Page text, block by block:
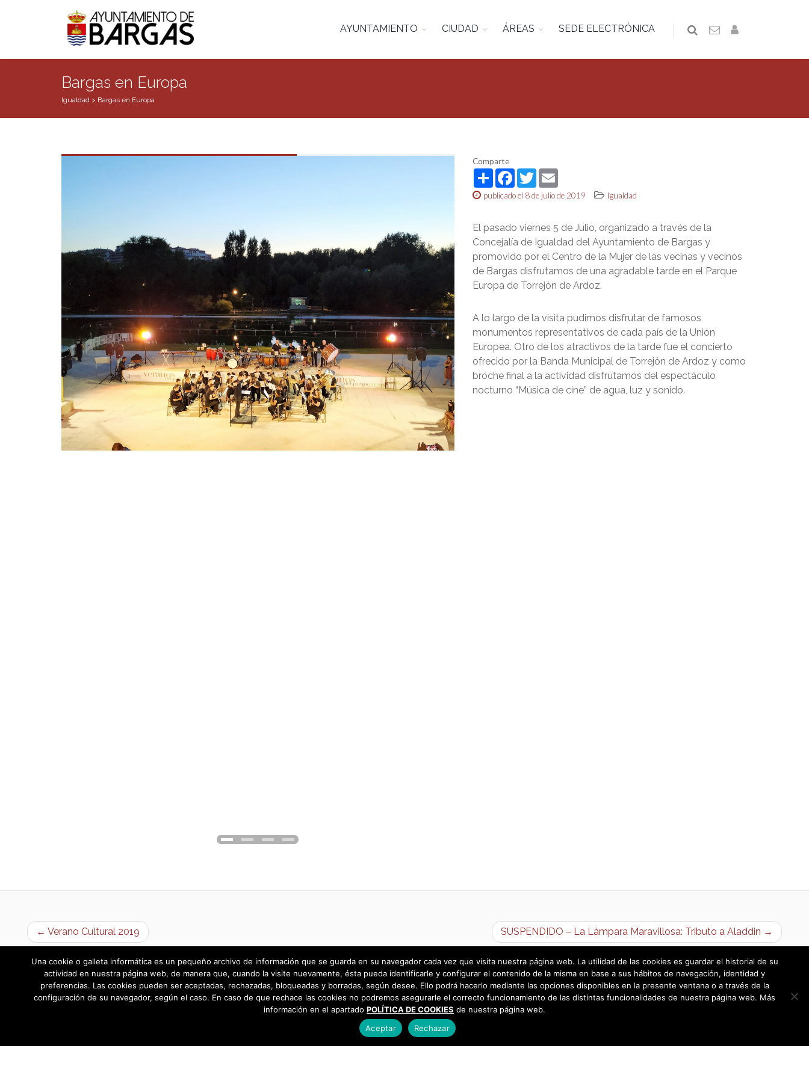
AYUNTAMIENTO CIUDAD ÁREAS SEDE ELECTRÓNICA
Bargas en Europa
Igualdad > Bargas en Europa
Comparte
ShareFacebook
TwitterEmail
publicado el 8 de julio de 2019 Igualdad
El pasado viernes 5 de Julio, organizado a través de la
Concejalía de Igualdad del Ayuntamiento de Bargas y
promovido por el Centro de la Mujer de las vecinas y vecinos
de Bargas disfrutamos de una agradable tarde en el Parque
Europa de Torrejón de Ardoz.
A lo largo de la visita pudimos disfrutar de famosos
monumentos representativos de cada país de la Unión
Europea. Otro de los atractivos de la tarde fue el concierto
ofrecido por la Banda Municipal de Torrejón de Ardoz y como
broche final a la actividad disfrutamos del espectáculo
nocturno “Música de cine” de agua, luz y sonido.
← Verano Cultural 2019 SUSPENDIDO – La Lámpara Maravillosa: Tributo a Aladdin →
Una cookie o galleta informática es un pequeño archivo de información que se guarda en su navegador cada vez que visita nuestra página web. La utilidad de las cookies es guardar el historial de su
actividad en nuestra página web, de manera que, cuando la visite nuevamente, ésta pueda identificarle y configurar el contenido de la misma en base a sus hábitos de navegación, identidad y
preferencias. Las cookies pueden ser aceptadas, rechazadas, bloqueadas y borradas, según desee. Ello podrá hacerlo mediante las opciones disponibles en la presente ventana o a través de la
configuración de su navegador, según el caso. En caso de que rechace las cookies no podremos asegurarle el correcto funcionamiento de las distintas funcionalidades de nuestra página web. Más
información en el apartado POLÍTICA DE COOKIES de nuestra página web.
Aceptar
Rechazar